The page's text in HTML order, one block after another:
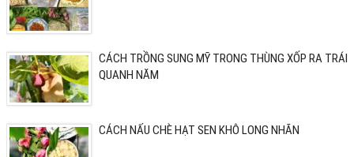
CÁCH TRỒNG SUNG MỸ TRONG THÙNG XỐP RA TRÁI
QUANH NĂM
CÁCH NẤU CHÈ HẠT SEN KHÔ LONG NHÃN